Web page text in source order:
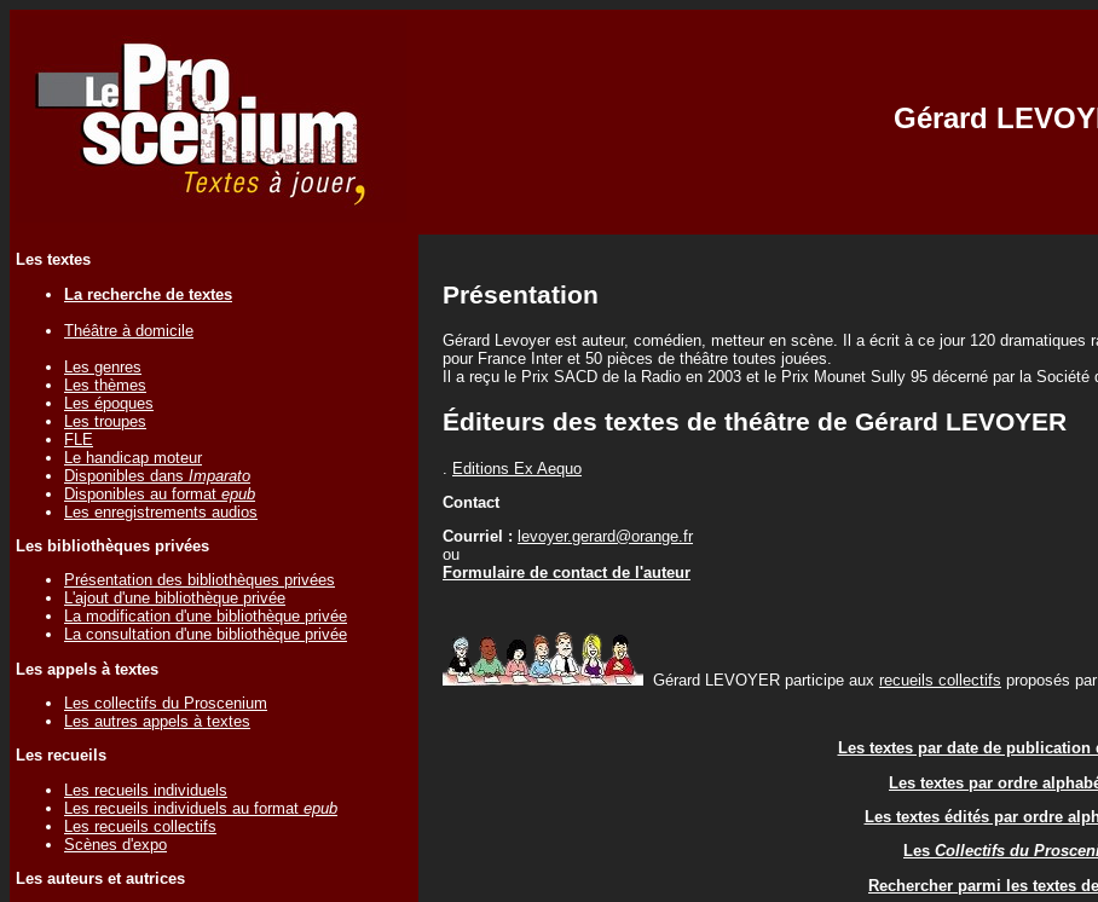
Gérard
Les textes
La recherche de textes
Théâtre à domicile
Les genres
Les thèmes
Les époques
Les troupes
FLE
Le handicap moteur
Disponibles dans Imparato
Disponibles au format epub
Les enregistrements audios
Les bibliothèques privées
Présentation des bibliothèques privées
L'ajout d'une bibliothèque privée
La modification d'une bibliothèque privée
La consultation d'une bibliothèque privée
Les appels à textes
Les collectifs du Proscenium
Les autres appels à textes
Les recueils
Les recueils individuels
Les recueils individuels au format epub
Les recueils collectifs
Scènes d'expo
Les auteurs et autrices
Présentation
Gérard Levoyer est auteur, comédien, metteur en scène. Il a écrit à ce jour 120 dramatiques
pour France Inter et 50 pièces de théâtre toutes jouées.
Il a reçu le Prix SACD de la Radio en 2003 et le Prix Mounet Sully 95 décerné par la Société
Éditeurs des textes de théâtre de Gérard LEVOYER
Editions Ex Aequo
Contact
Courriel : levoyer.gerard@orange.fr
ou
Formulaire de contact de l'auteur
Gérard LEVOYER participe aux recueils collectifs proposés
Les textes par date de publication
Les textes par ordre
Les textes édités par ordre
Les Collectifs du
Rechercher parmi les textes